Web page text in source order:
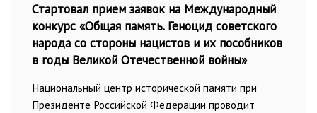
Стартовал прием заявок на Международный
конкурс «Общая память. Геноцид советского
народа со стороны нацистов и их пособников
в годы Великой Отечественной войны»
Национальный центр исторической памяти при
Президенте Российской Федерации проводит